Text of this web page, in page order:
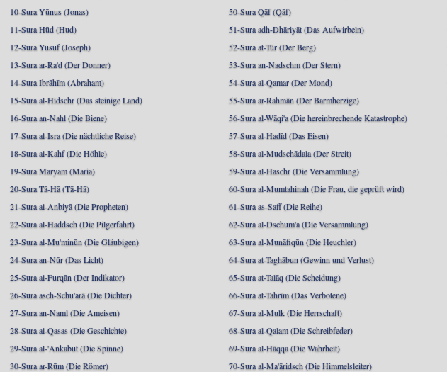
10-Sura Yūnus (Jonas)
11-Sura Hūd (Hud)
12-Sura Yusuf (Joseph)
13-Sura ar-Ra'd (Der Donner)
14-Sura Ibrāhīm (Abraham)
15-Sura al-Hidschr (Das steinige Land)
16-Sura an-Nahl (Die Biene)
17-Sura al-Isra (Die nächtliche Reise)
18-Sura al-Kahf (Die Höhle)
19-Sura Maryam (Maria)
20-Sura Tā-Hā (Tā-Hā)
21-Sura al-Anbiyā (Die Propheten)
22-Sura al-Haddsch (Die Pilgerfahrt)
23-Sura al-Mu'minūn (Die Gläubigen)
24-Sura an-Nūr (Das Licht)
25-Sura al-Furqān (Der Indikator)
26-Sura asch-Schu'arā (Die Dichter)
27-Sura an-Naml (Die Ameisen)
28-Sura al-Qasas (Die Geschichte)
29-Sura al-'Ankabut (Die Spinne)
30-Sura ar-Rūm (Die Römer)
50-Sura Qāf (Qāf)
51-Sura adh-Dhāriyāt (Das Aufwirbeln)
52-Sura at-Tūr (Der Berg)
53-Sura an-Nadschm (Der Stern)
54-Sura al-Qamar (Der Mond)
55-Sura ar-Rahmān (Der Barmherzige)
56-Sura al-Wāqi'a (Die hereinbrechende Katastrophe)
57-Sura al-Hadīd (Das Eisen)
58-Sura al-Mudschādala (Der Streit)
59-Sura al-Haschr (Die Versammlung)
60-Sura al-Mumtahinah (Die Frau, die geprüft wird)
61-Sura as-Saff (Die Reihe)
62-Sura al-Dschum'a (Die Versammlung)
63-Sura al-Munāfiqūn (Die Heuchler)
64-Sura at-Taghābun (Gewinn und Verlust)
65-Sura at-Talāq (Die Scheidung)
66-Sura at-Tahrīm (Das Verbotene)
67-Sura al-Mulk (Die Herrschaft)
68-Sura al-Qalam (Die Schreibfeder)
69-Sura al-Hāqqa (Die Wahrheit)
70-Sura al-Ma'āridsch (Die Himmelsleiter)